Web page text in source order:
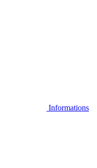
Informations